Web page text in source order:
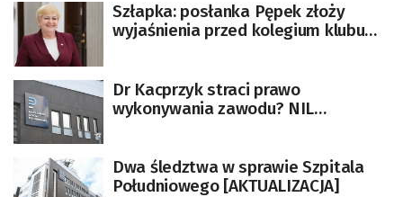
Szłapka: posłanka Pępek złoży
wyjaśnienia przed kolegium klubu
Dr Kacprzyk straci prawo
wykonywania zawodu? NIL
Dwa śledztwa w sprawie Szpitala
Południowego [AKTUALIZACJA]